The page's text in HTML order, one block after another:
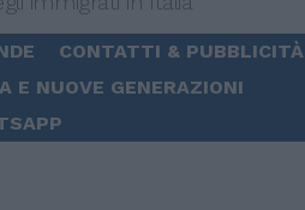
CONTATTI & PUBBLICITÀ
E NUOVE GENERAZIONI